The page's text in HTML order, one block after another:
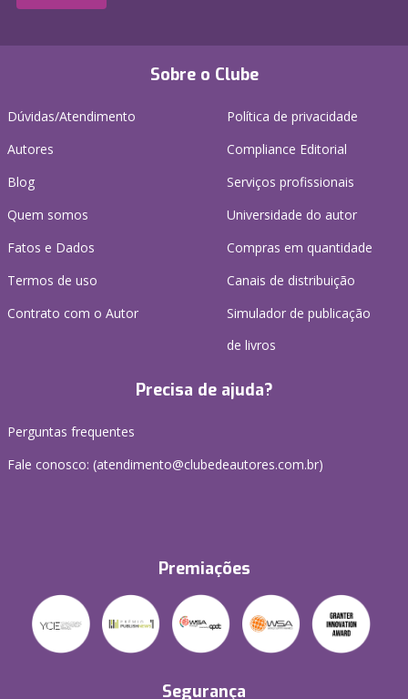
Sobre o Clube
Dúvidas/Atendimento
Autores
Blog
Quem somos
Fatos e Dados
Termos de uso
Contrato com o Autor
Política de privacidade
Compliance Editorial
Serviços profissionais
Universidade do autor
Compras em quantidade
Canais de distribuição
Simulador de publicação
de livros
Precisa de ajuda?
Perguntas frequentes
Fale conosco: (atendimento@clubedeautores.com.br)
Premiações
Segurança